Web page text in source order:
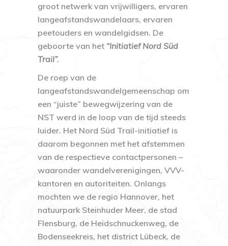
groot netwerk van vrijwilligers, ervaren
langeafstandswandelaars, ervaren
peetouders en wandelgidsen. De
geboorte van het “Initiatief Nord Süd
Trail”.
De roep van de
langeafstandswandelgemeenschap om
een “juiste” bewegwijzering van de
NST werd in de loop van de tijd steeds
luider. Het Nord Süd Trail-initiatief is
daarom begonnen met het afstemmen
van de respectieve contactpersonen –
waaronder wandelverenigingen, VVV-
kantoren en autoriteiten. Onlangs
mochten we de regio Hannover, het
natuurpark Steinhuder Meer, de stad
Flensburg, de Heidschnuckenweg, de
Bodenseekreis, het district Lübeck, de